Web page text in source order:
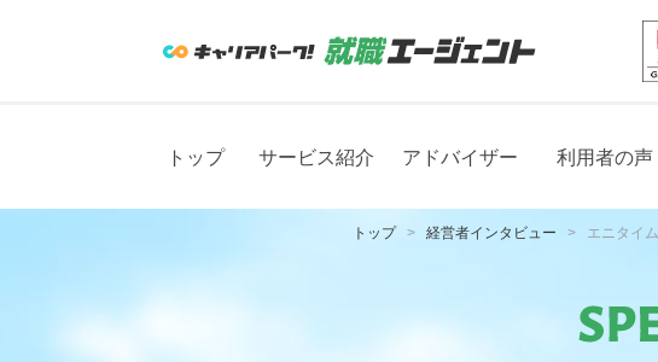
トップ サービス紹介 アドバイザー 利用者の声
トップ 経営者インタビュー エニタイ